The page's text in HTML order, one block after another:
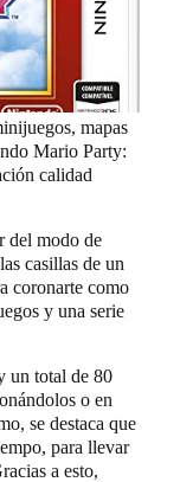
mapas
Mario Party:
calidad
del modo de
casillas de un
coronarte como
y una serie
un total de 80
o en
se destaca que
para llevar
a esto,